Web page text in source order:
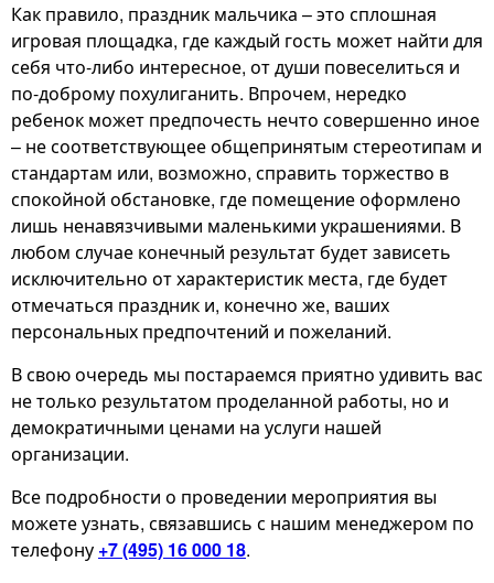
Как правило, праздник мальчика – это сплошная
игровая площадка, где каждый гость может найти для
себя что-либо интересное, от души повеселиться и
по-доброму похулиганить. Впрочем, нередко
ребенок может предпочесть нечто совершенно иное
– не соответствующее общепринятым стереотипам и
стандартам или, возможно, справить торжество в
спокойной обстановке, где помещение оформлено
лишь ненавязчивыми маленькими украшениями. В
любом случае конечный результат будет зависеть
исключительно от характеристик места, где будет
отмечаться праздник и, конечно же, ваших
персональных предпочтений и пожеланий.
В свою очередь мы постараемся приятно удивить вас
не только результатом проделанной работы, но и
демократичными ценами на услуги нашей
организации.
Все подробности о проведении мероприятия вы
можете узнать, связавшись с нашим менеджером по
телефону +7 (495) 16 000 18.